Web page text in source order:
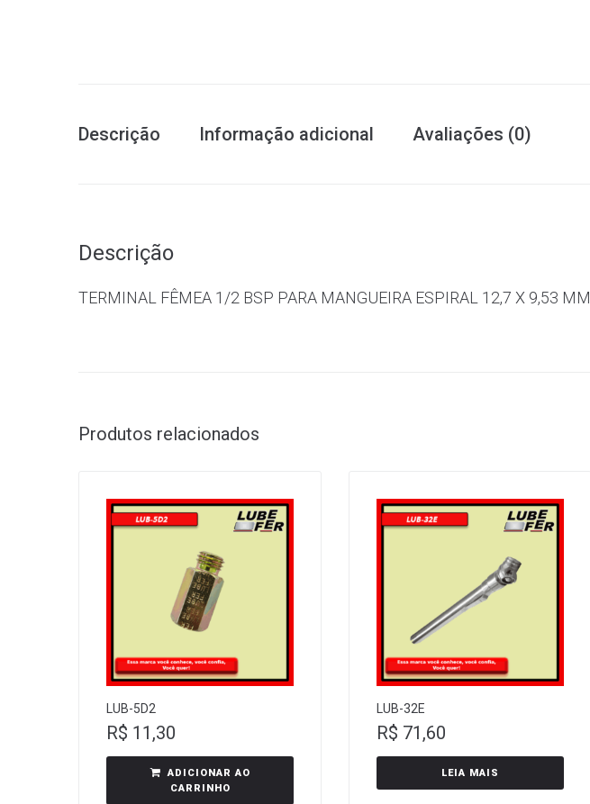
Descrição Informação adicional Avaliações (0)
Descrição
TERMINAL FÊMEA 1/2 BSP PARA MANGUEIRA ESPIRAL 12,7 X 9,53 MM
Produtos relacionados
LUB-5D2
R$ 11,30
ADICIONAR AO
CARRINHO
LUB-32E
R$ 71,60
LEIA MAIS